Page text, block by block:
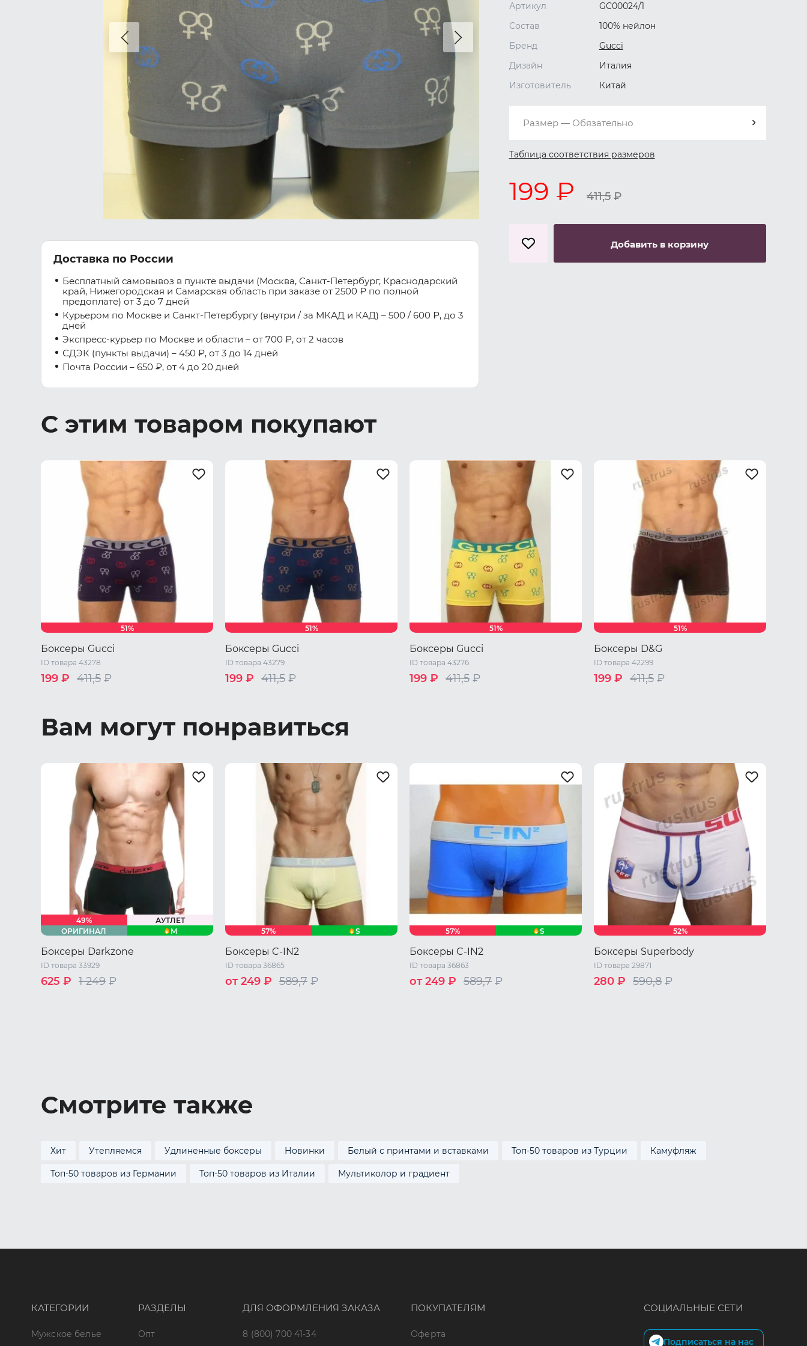
Доставка по России
Бесплатный самовывоз в пункте выдачи (Москва, Санкт-Петербург, Краснодарский
край, Нижегородская и Самарская область при заказе от 2500 ₽ по полной
предоплате) от 3 до 7 дней
Курьером по Москве и Санкт-Петербургу (внутри / за МКАД и КАД) – 500 / 600 ₽, до 3
дней
Экспресс-курьер по Москве и области – от 700 ₽, от 2 часов
СДЭК (пункты выдачи) – 450 ₽, от 3 до 14 дней
Почта России – 650 ₽, от 4 до 20 дней
Артикул
GC00024/1
Состав
100% нейлон
Бренд
Gucci
Дизайн
Италия
Изготовитель
Китай
Размер — Обязательно
Таблица соответствия размеров
199 ₽ 411,5₽
Добавить в корзину
С этим товаром покупают
51%
Боксеры Gucci
ID товара 43278
199 ₽ 411,5 ₽
51%
Боксеры Gucci
ID товара 43279
199 ₽ 411,5 ₽
51%
Боксеры Gucci
ID товара 43276
199 ₽ 411,5 ₽
51%
Боксеры D&G
ID товара 42299
199 ₽ 411,5 ₽
Вам могут понравиться
49%
АУТЛЕТ
ОРИГИНАЛ
M
Боксеры Darkzone
ID товара 33929
625 ₽ 1 249 ₽
57% S
Боксеры C-IN2
ID товара 36865
от 249 ₽ 589,7 ₽
57% S
Боксеры C-IN2
ID товара 36863
от 249 ₽ 589,7 ₽
52%
Боксеры Superbody
ID товара 29871
280 ₽ 590,8 ₽
Смотрите также
Хит Утепляемся Удлиненные боксеры Новинки Белый с принтами и вставками Топ-50 товаров из Турции Камуфляж
Топ-50 товаров из Германии Топ-50 товаров из Италии Мультиколор и градиент
КАТЕГОРИИ
Мужское белье
РАЗДЕЛЫ
Опт
ДЛЯ ОФОРМЛЕНИЯ ЗАКАЗА
8 (800) 700 41-34
ПОКУПАТЕЛЯМ
Оферта
СОЦИАЛЬНЫЕ СЕТИ
Подписаться на нас